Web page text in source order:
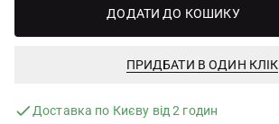
ДОДАТИ ДО КОШИКУ
ПРИДБАТИ В ОДИН КЛІК
Доставка по Києву від 2 годин